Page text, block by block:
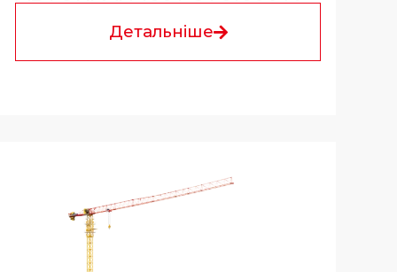
Детальніше